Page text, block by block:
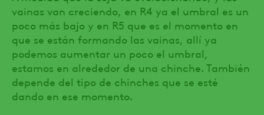
vainas van creciendo, en R4 ya el umbral es un
poco más bajo y en R5 que es el momento en
que se están formando las vainas, allí ya
podemos aumentar un poco el umbral,
estamos en alrededor de una chinche. También
depende del tipo de chinches que se esté
dando en ese momento.